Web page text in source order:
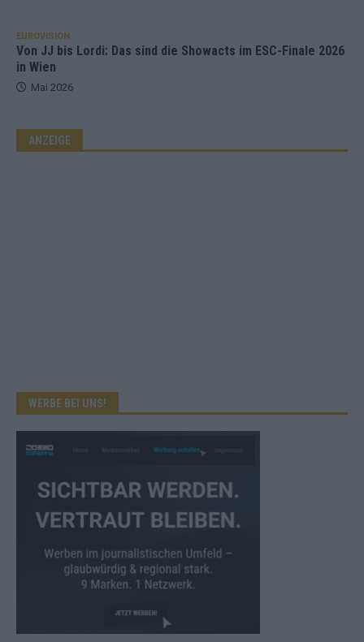
EUROVISION
Von JJ bis Lordi: Das sind die Showacts im ESC-Finale 2026
in Wien
Mai 2026
ANZEIGE
WERBE BEI UNS!